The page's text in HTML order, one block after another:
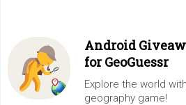
Android
for GeoGuessr
Explore the world
geography game!